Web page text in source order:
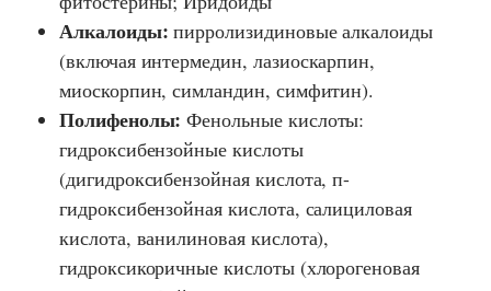
Алкалоиды: пирролизидиновые алкалоиды
(включая интермедин, лазиоскарпин,
миоскорпин, симландин, симфитин).
Полифенолы: Фенольные кислоты:
гидроксибензойные кислоты
(дигидроксибензойная кислота, п-
гидроксибензойная кислота, салициловая
кислота, ванилиновая кислота),
гидроксикоричные кислоты (хлорогеновая